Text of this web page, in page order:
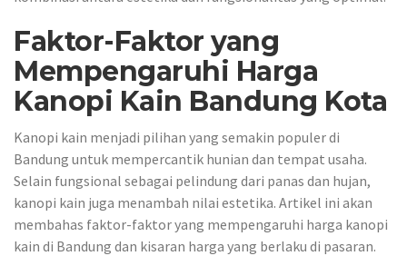
Faktor-Faktor yang
Mempengaruhi Harga
Kanopi Kain Bandung Kota
Kanopi kain menjadi pilihan yang semakin populer di
Bandung untuk mempercantik hunian dan tempat usaha.
Selain fungsional sebagai pelindung dari panas dan hujan,
kanopi kain juga menambah nilai estetika. Artikel ini akan
membahas faktor-faktor yang mempengaruhi harga kanopi
kain di Bandung dan kisaran harga yang berlaku di pasaran.